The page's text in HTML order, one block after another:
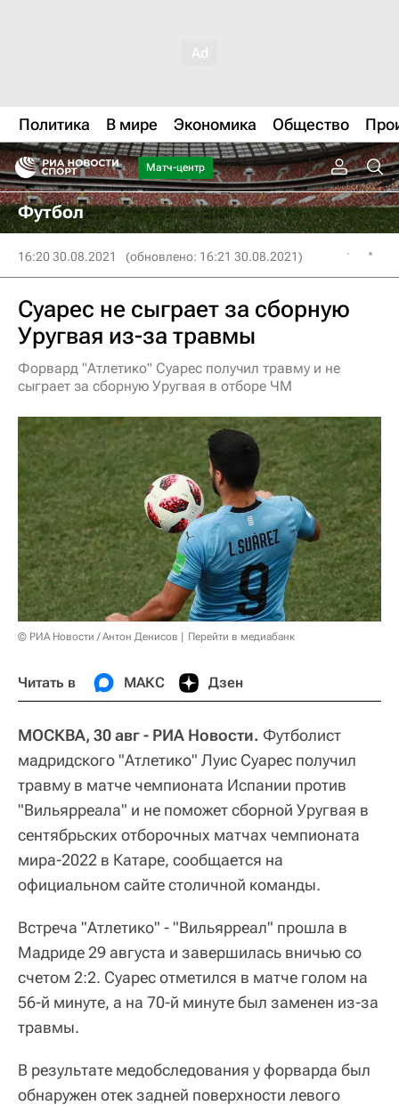
Политика В мире Экономика Общество
Матч-центр
Футбол
16:20 30.08.2021 (обновлено: 16:21 30.08.2021)
Суарес не сыграет за сборную
Уругвая из-за травмы
Форвард "Атлетико" Суарес получил травму и не
сыграет за сборную Уругвая в отборе ЧМ
© РИА Новости / Антон Денисов Перейти в медиабанк
Читать в МАКС Дзен
МОСКВА, 30 авг - РИА Новости. Футболист
мадридского "Атлетико" Луис Суарес получил
травму в матче чемпионата Испании против
"Вильярреала" и не поможет сборной Уругвая в
сентябрьских отборочных матчах чемпионата
мира-2022 в Катаре, сообщается на
официальном сайте столичной команды.
Встреча "Атлетико" - "Вильярреал" прошла в
Мадриде 29 августа и завершилась вничью со
счетом 2:2. Суарес отметился в матче голом на
56-й минуте, а на 70-й минуте был заменен из-за
травмы.
В результате медобследования у форварда был
обнаружен отек задней поверхности левого